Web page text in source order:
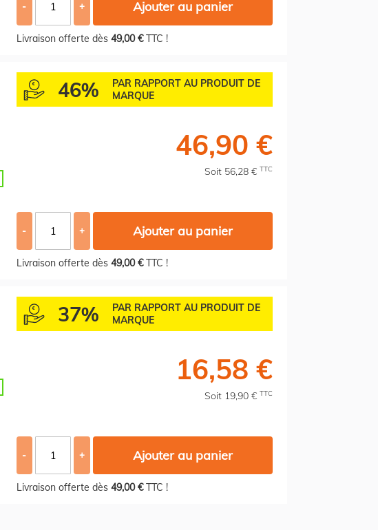
- + Ajouter au panier
Livraison offerte dès 49,00 €TTC !
46%
PAR RAPPORT AU PRODUIT DE
MARQUE
46,90 €
Soit 56,28 € TTC
- + Ajouter au panier
Livraison offerte dès 49,00 €TTC !
37%
PAR RAPPORT AU PRODUIT DE
MARQUE
16,58 €
Soit 19,90 € TTC
- + Ajouter au panier
Livraison offerte dès 49,00 €TTC !